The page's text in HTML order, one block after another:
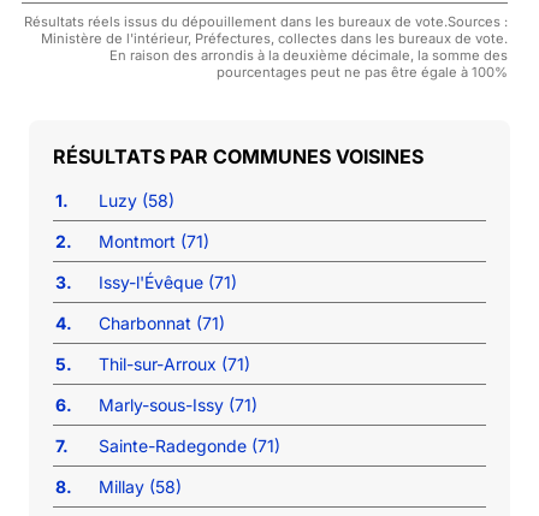
Résultats réels issus du dépouillement dans les bureaux de vote.Sources :
Ministère de l'intérieur, Préfectures, collectes dans les bureaux de vote.
En raison des arrondis à la deuxième décimale, la somme des
pourcentages peut ne pas être égale à 100%
COMMUNES VOISINES
1.
Luzy (58)
2.
Montmort (71)
3.
Issy-l'Évêque (71)
4.
Charbonnat (71)
5.
Thil-sur-Arroux (71)
6.
Marly-sous-Issy (71)
7.
Sainte-Radegonde (71)
8.
Millay (58)